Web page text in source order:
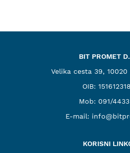
BIT PROMET
Velika cesta 39, 10020
OIB:
Mob: 091/
E-mail:
KORISNI